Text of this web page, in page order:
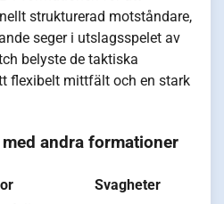
strukturerad motståndare,
seger i utslagsspelet av
belyste de taktiska
flexibelt mittfält och en stark
andra formationer
Svagheter